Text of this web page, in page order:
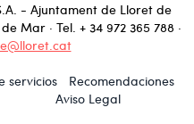
- Ajuntament de Lloret de
Mar · Tel. + 34 972 365 788 ·
servicios
Recomendaciones
Aviso Legal